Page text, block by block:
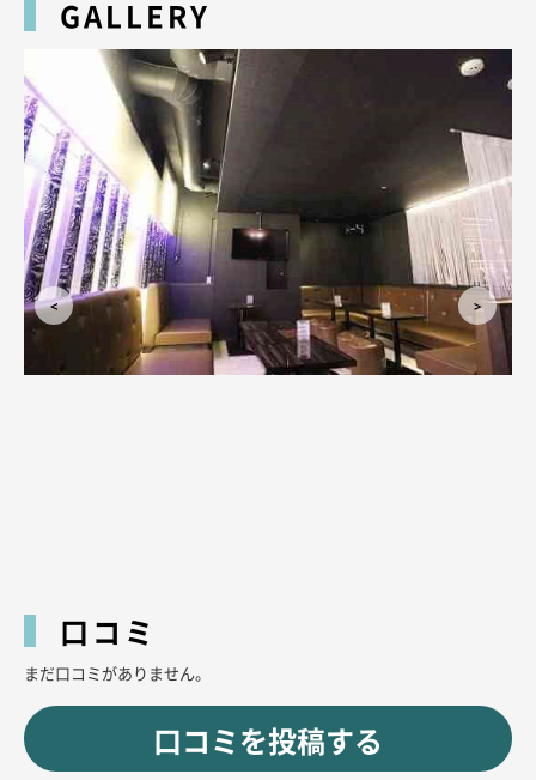
GALLERY
口コミ
まだ口コミがありません。
口コミを投稿する